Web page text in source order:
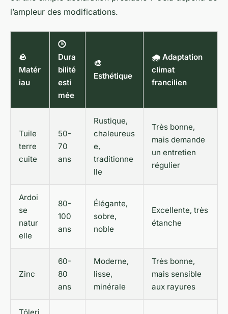
l’ampleur des modifications.
🪨
Matér
iau
🕒
Dura
bilité
esti
mée
🎨
Esthétique
🌧️ Adaptation
climat
francilien
Tuile
terre
cuite
50-
70
ans
Rustique,
chaleureus
e,
traditionne
lle
Très bonne,
mais demande
un entretien
régulier
Ardoi
se
natur
elle
80-
100
ans
Élégante,
sobre,
noble
Excellente, très
étanche
Zinc
60-
80
ans
Moderne,
lisse,
minérale
Très bonne,
mais sensible
aux rayures